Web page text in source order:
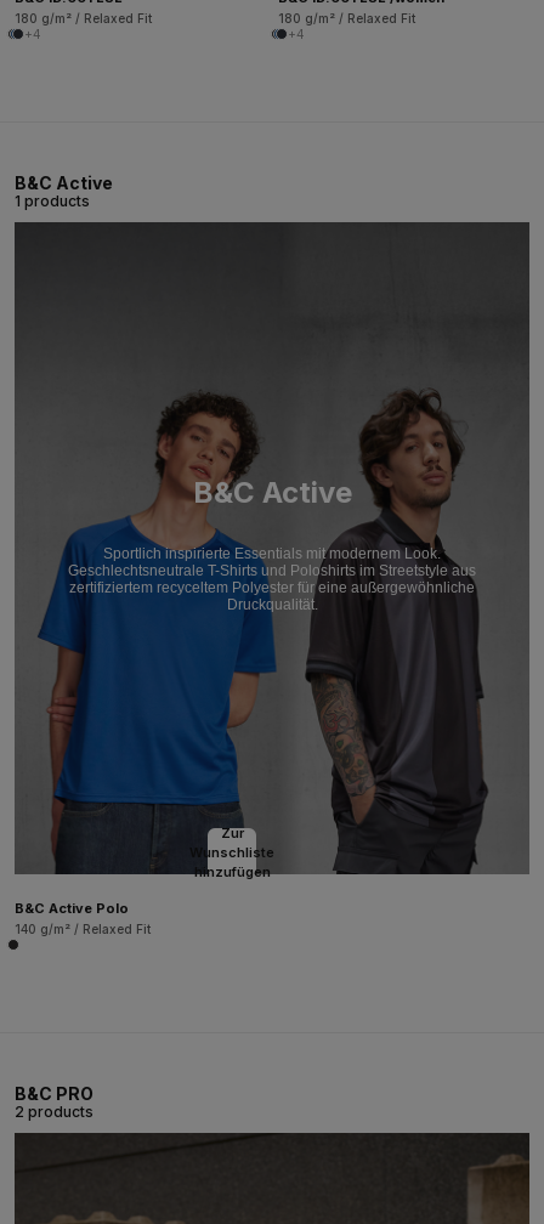
180 g/m² / Relaxed Fit
+4
180 g/m² / Relaxed Fit
+4
B&C Active
1 products
B&C Active
Sportlich inspirierte Essentials mit modernem Look.
Geschlechtsneutrale T-Shirts und Poloshirts im Streetstyle aus
zertifiziertem recyceltem Polyester für eine außergewöhnliche
Druckqualität.
Zur
Wunschliste
hinzufügen
B&C Active Polo
140 g/m² / Relaxed Fit
B&C PRO
2 products